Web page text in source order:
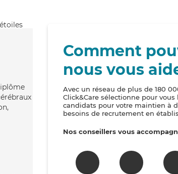
Comment
nous vous
Avec un réseau de plus de 180
Click&Care sélectionne pour
candidats pour votre maintien à
besoins de recrutement en
Nos conseillers vous